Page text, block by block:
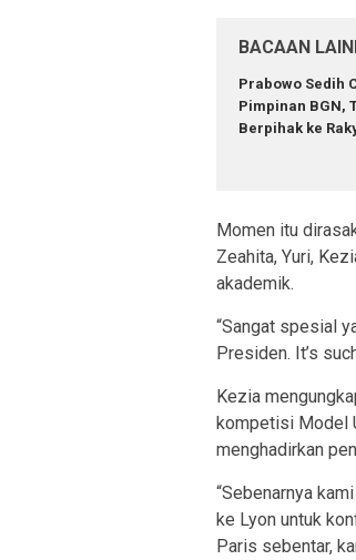
BACAAN
Prabowo Sedih
Pimpinan BGN,
Berpihak ke
Momen itu
Zeahita, Yuri,
akademik.
“Sangat spesial
Presiden. It’s
Kezia
kompetisi Model
menghadirkan
“Sebenarnya
ke Lyon untuk
Paris sebentar,